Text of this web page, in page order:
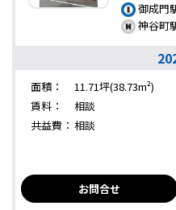
御成門
神谷町
面積：
11.71坪(38.73m²)
賃料：
相談
共益費： 相談
お問合せ